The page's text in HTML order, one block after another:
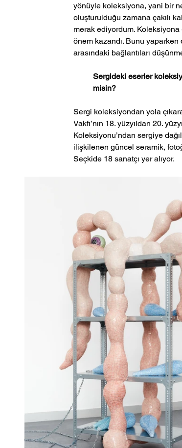
yönüyle koleksiyona, yani bir
oluşturulduğu zamana çakılı
merak ediyordum.
önem kazandı. Bunu
arasındaki bağlantıları
Sergideki eserler
misin?
Sergi koleksiyondan yola
Vakfı’nın 18. yüzyıldan 20.
Koleksiyonu’ndan sergiye
ilişkilenen güncel seramik,
Seçkide 18 sanatçı yer alıyor.